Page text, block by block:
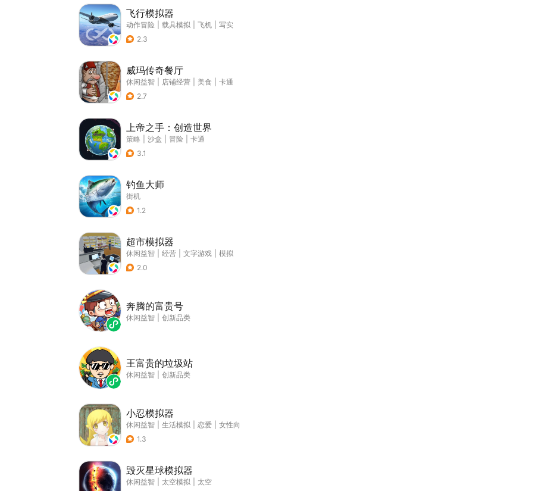
飞行模拟器
动作冒险 载具模拟 飞机
写实
2.3
威玛传奇餐厅
休闲益智 店铺经营 美食
卡通
2.7
上帝之手：创造世界
策略 沙盒 冒险
卡通
3.1
钓鱼大师
街机
1.2
超市模拟器
休闲益智 经营 文字游戏
模拟
2.0
奔腾的富贵号
休闲益智 创新品类
王富贵的垃圾站
休闲益智 创新品类
小忍模拟器
休闲益智 生活模拟 恋爱
女性向
1.3
毁灭星球模拟器
休闲益智 太空模拟
太空